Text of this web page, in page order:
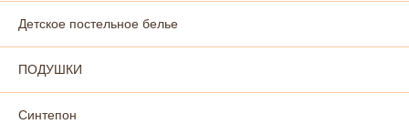
Детское постельное белье
ПОДУШКИ
Синтепон